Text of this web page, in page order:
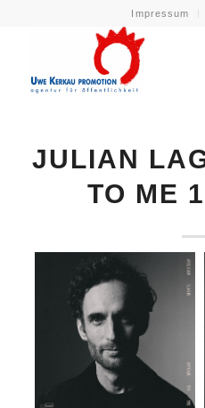
Impressum
JULIAN
TO ME